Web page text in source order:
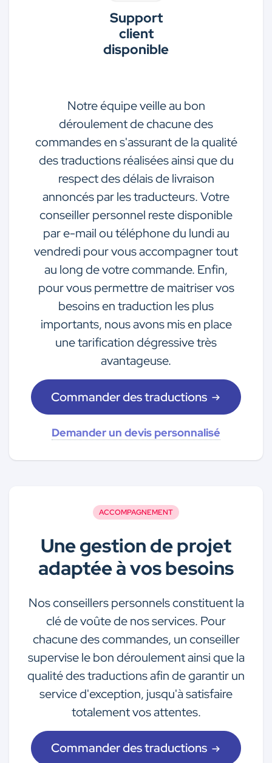
Support
client
disponible
Notre équipe veille au bon
déroulement de chacune des
commandes en s'assurant de la qualité
des traductions réalisées ainsi que du
respect des délais de livraison
annoncés par les traducteurs. Votre
conseiller personnel reste disponible
par e-mail ou téléphone du lundi au
vendredi pour vous accompagner tout
au long de votre commande. Enfin,
pour vous permettre de maitriser vos
besoins en traduction les plus
importants, nous avons mis en place
une tarification dégressive très
avantageuse.
Commander des traductions
Demander un devis personnalisé
ACCOMPAGNEMENT
Une gestion de projet
adaptée à vos besoins
Nos conseillers personnels constituent la
clé de voûte de nos services. Pour
chacune des commandes, un conseiller
supervise le bon déroulement ainsi que la
qualité des traductions afin de garantir un
service d'exception, jusqu'à satisfaire
totalement vos attentes.
Commander des traductions